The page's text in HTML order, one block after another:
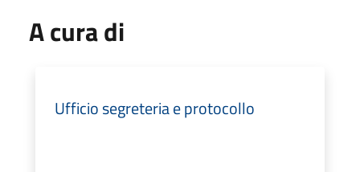
A cura di
Ufficio segreteria e protocollo